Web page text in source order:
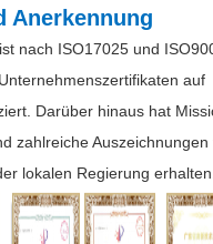
Anerkennung
nach ISO17025 und
auf
Darüber hinaus hat
zahlreiche Auszeichnungen
lokalen Regierung erhalten.